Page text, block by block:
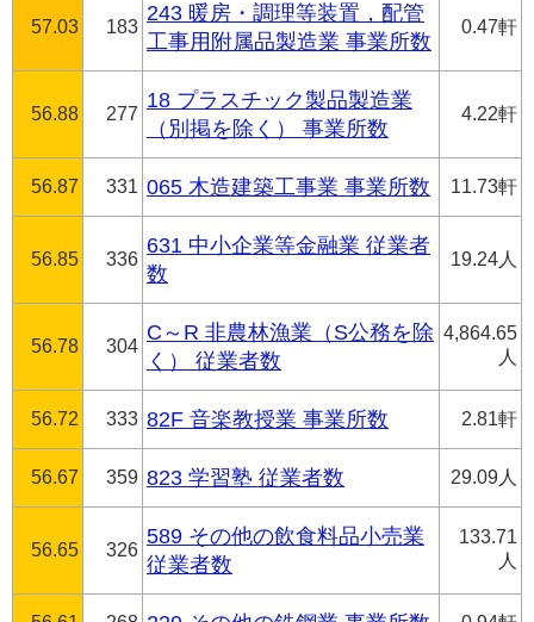
57.03 183
243 暖房・調理等装置，配管
工事用附属品製造業 事業所数
0.47軒
56.88 277
18 プラスチック製品製造業
（別掲を除く） 事業所数
4.22軒
56.87 331 065 木造建築工事業 事業所数 11.73軒
56.85 336
631 中小企業等金融業 従業者
数
19.24人
56.78 304
C～R 非農林漁業（S公務を除
く） 従業者数
4,864.65
人
56.72 333 82F 音楽教授業 事業所数 2.81軒
56.67 359 823 学習塾 従業者数 29.09人
56.65 326
589 その他の飲食料品小売業
従業者数
133.71
人